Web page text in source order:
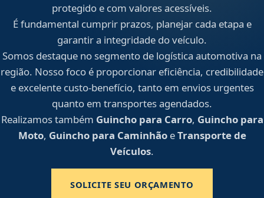
protegido e com valores acessíveis.
É fundamental cumprir prazos, planejar cada etapa e
garantir a integridade do veículo.
Somos destaque no segmento de logística automotiva na
região. Nosso foco é proporcionar eficiência, credibilidade
e excelente custo-benefício, tanto em envios urgentes
quanto em transportes agendados.
Realizamos também Guincho para Carro, Guincho para
Moto, Guincho para CaminhãoeTransporte de
Veículos.
SOLICITE SEU ORÇAMENTO